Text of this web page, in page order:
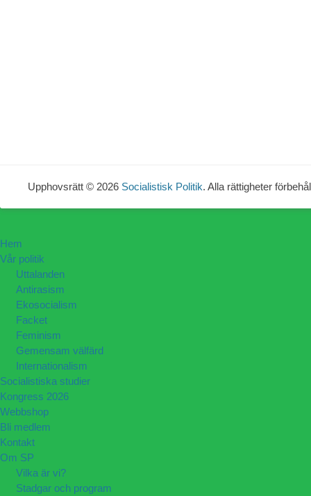
Upphovsrätt © 2026 Socialistisk Politik. Alla rättigheter
Hem
Vår politik
Uttalanden
Antirasism
Ekosocialism
Facket
Feminism
Gemensam välfärd
Internationalism
Socialistiska studier
Kongress 2026
Webbshop
Bli medlem
Kontakt
Om SP
Vilka är vi?
Stadgar och program